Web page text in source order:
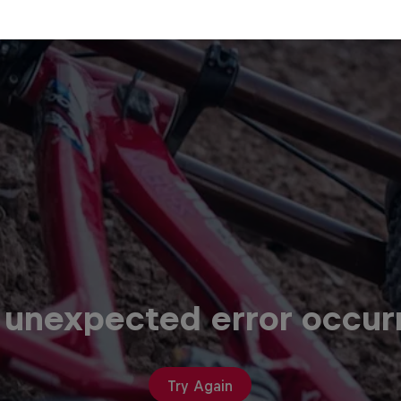
error
Try Again